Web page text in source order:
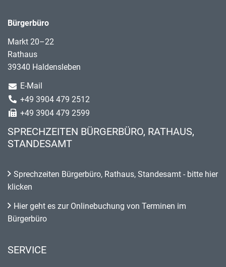
Bürgerbüro
Markt 20–22
Rathaus
39340 Haldensleben
E-Mail
+49 3904 479 2512
+49 3904 479 2599
SPRECHZEITEN BÜRGERBÜRO, RATHAUS,
STANDESAMT
Sprechzeiten Bürgerbüro, Rathaus, Standesamt - bitte hier
klicken
Hier geht es zur Onlinebuchung von Terminen im
Bürgerbüro
SERVICE